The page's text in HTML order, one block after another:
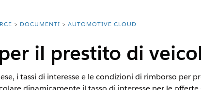
DOCUMENTI AUTOMOTIVE CLOUD
il prestito di
i tassi di interesse e le condizioni di rimborso per